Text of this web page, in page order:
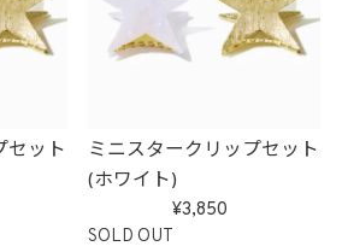
セット
ミニスタークリップセット
(ホワイト)
3,850
SOLD OUT